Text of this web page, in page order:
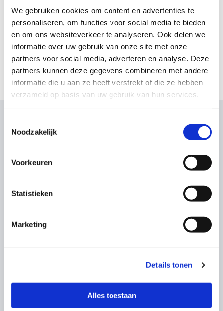
We gebruiken cookies om content en advertenties te
personaliseren, om functies voor social media te bieden
en om ons websiteverkeer te analyseren. Ook delen we
informatie over uw gebruik van onze site met onze
partners voor social media, adverteren en analyse. Deze
partners kunnen deze gegevens combineren met andere
informatie die u aan ze heeft verstrekt of die ze hebben
verzameld op basis van uw gebruik van hun services.
Noodzakelijk
Voorkeuren
Statistieken
Marketing
Details tonen
Alles toestaan
Wat onze klanten zeggen
“Een ontzettend fijne kraamweek